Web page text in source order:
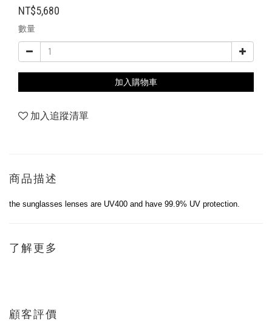
NT$5,680
數量
加入購物車
加入追蹤清單
商品描述
the sunglasses lenses are UV400 and have 99.9% UV protection.
了解更多
顧客評價